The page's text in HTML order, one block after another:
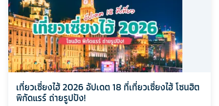
เที่ยวเซี่ยงไฮ้ 2026 อัปเดต 18 ที่เที่ยวเซี่ยงไฮ้ โซนฮิต
พิกัดแรร์ ถ่ายรูปปัง!